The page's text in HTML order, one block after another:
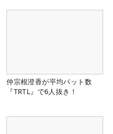
仲宗根澄香が平均パット数
『TRTL』で6人抜き！